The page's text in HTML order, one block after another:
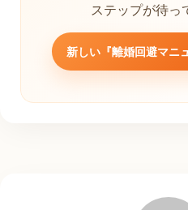
ステップが待っ
新しい『離婚回避マニ